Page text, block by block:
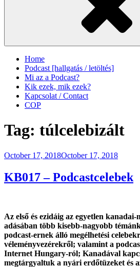
Home
Podcast [hallgatás / letöltés]
Mi az a Podcast?
Kik ezek, mik ezek?
Kapcsolat / Contact
COP
Tag: túlcelebizált
Posted
October 17, 2018October 17, 2018
KB017 – Podcastcelebek
Az első és ezidáig az egyetlen
adásában több kisebb-nagyobb
podcast-ernek álló megélhetési
véleményvezérekről; valamint a
Internet Hungary-ról; Kanadával
megtárgyaltuk a nyári erdőtüzeket és